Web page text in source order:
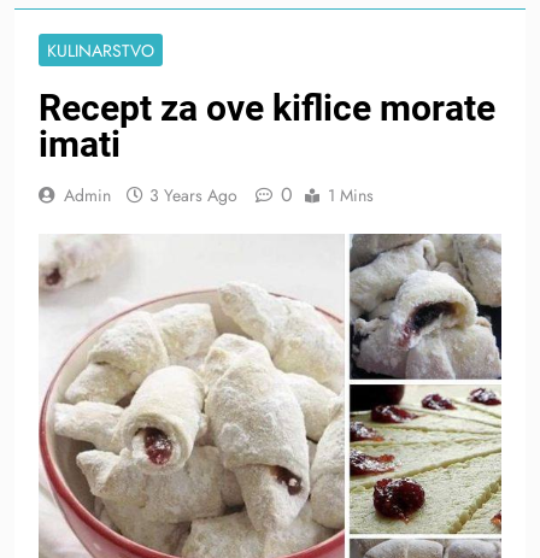
KULINARSTVO
Recept za ove kiflice morate
imati
Admin 3 Years Ago 0 1 Mins